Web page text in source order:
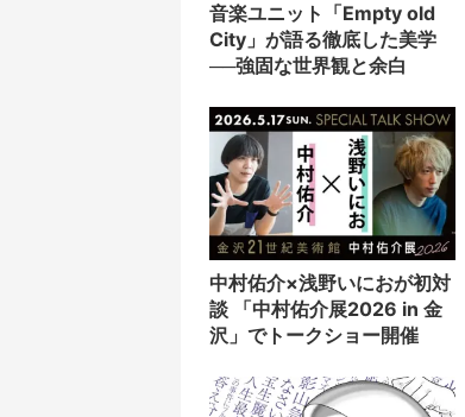
音楽ユニット「Empty old
City」が語る徹底した美学
──強固な世界観と余白
中村佑介×浅野いにおが初対
談 「中村佑介展2026 in 金
沢」でトークショー開催